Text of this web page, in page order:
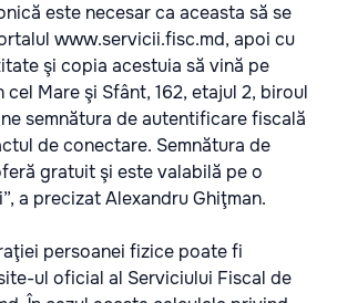
este necesar ca aceasta să se
www.servicii.fisc.md, apoi cu
şi copia acestuia să vină pe
Mare şi Sfânt, 162, etajul 2, biroul
semnătura de autentificare fiscală
de conectare. Semnătura de
gratuit şi este valabilă pe o
a precizat Alexandru Ghiţman.
persoanei fizice poate fi
ul oficial al Serviciului Fiscal de